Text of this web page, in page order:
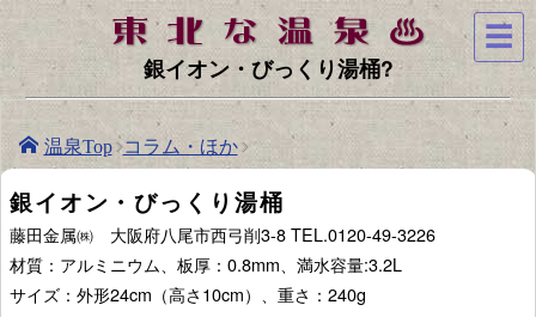
銀イオン・びっくり湯桶?
温泉Top コラム・ほか
銀イオン・びっくり湯桶
藤田金属㈱ 大阪府八尾市西弓削3-8TEL.0120-49-3226
材質：アルミニウム、板厚：0.8mm、満水容量:3.2L
サイズ：外形24cm（高さ10cm）、重さ：240g
☰